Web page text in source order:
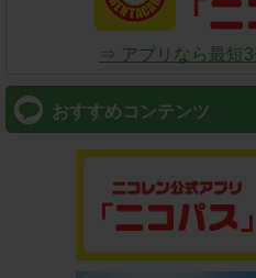
⇒ アプリなら最短3
おすすめコンテンツ